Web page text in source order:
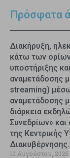
Πρόσφατα
Διακήρυξη,
κάτω των
υποστήριξης
αναμετάδοσης
streaming)
αναμετάδοσης
διάρκεια
Συνεδρίων» και
της Κεντρικής
Διακυβέρνησης.
10 Αυγούστου, 2026